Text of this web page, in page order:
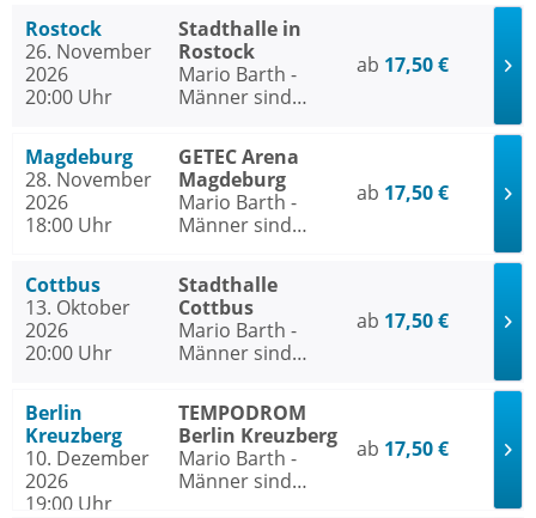
Frauen
Rostock
26. November
2026
20:00 Uhr
Stadthalle in
Rostock
Mario Barth -
Männer sind
ab 17,50 €
Magdeburg
28. November
2026
18:00 Uhr
GETEC Arena
Magdeburg
Mario Barth -
Männer sind
Frauen
ab 17,50 €
Cottbus
13. Oktober
2026
20:00 Uhr
Stadthalle
Cottbus
Mario Barth -
Männer sind
ab 17,50 €
Berlin
Kreuzberg
10. Dezember
2026
19:00 Uhr
TEMPODROM
Berlin Kreuzberg
Mario Barth -
Männer sind
ab 17,50 €